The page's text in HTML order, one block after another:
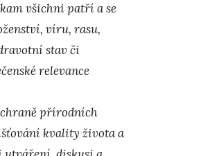
všichni patří a se
víru, rasu,
stav či
relevance
přírodních
kvality života a